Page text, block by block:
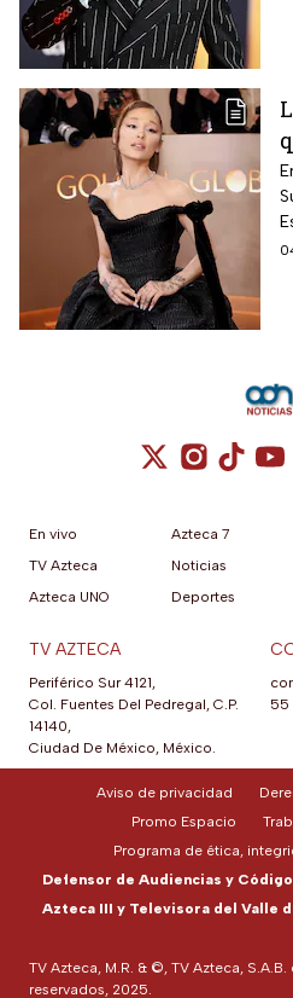
Cuenta de X
Cuenta
En vivo
TV Azteca
Azteca UNO
Azteca 7
Noticias
Deportes
TV AZTECA
Periférico Sur 4121,
Col. Fuentes Del Pedregal, C.P.
14140,
Ciudad De México, México.
55
TV Azteca, M.R. & ©, TV Azteca,
reservados, 2025.
Aviso de privacidad
Promo Espacio
Programa de ética,
Defensor de Audiencias y
Azteca III y Televisora del Valle